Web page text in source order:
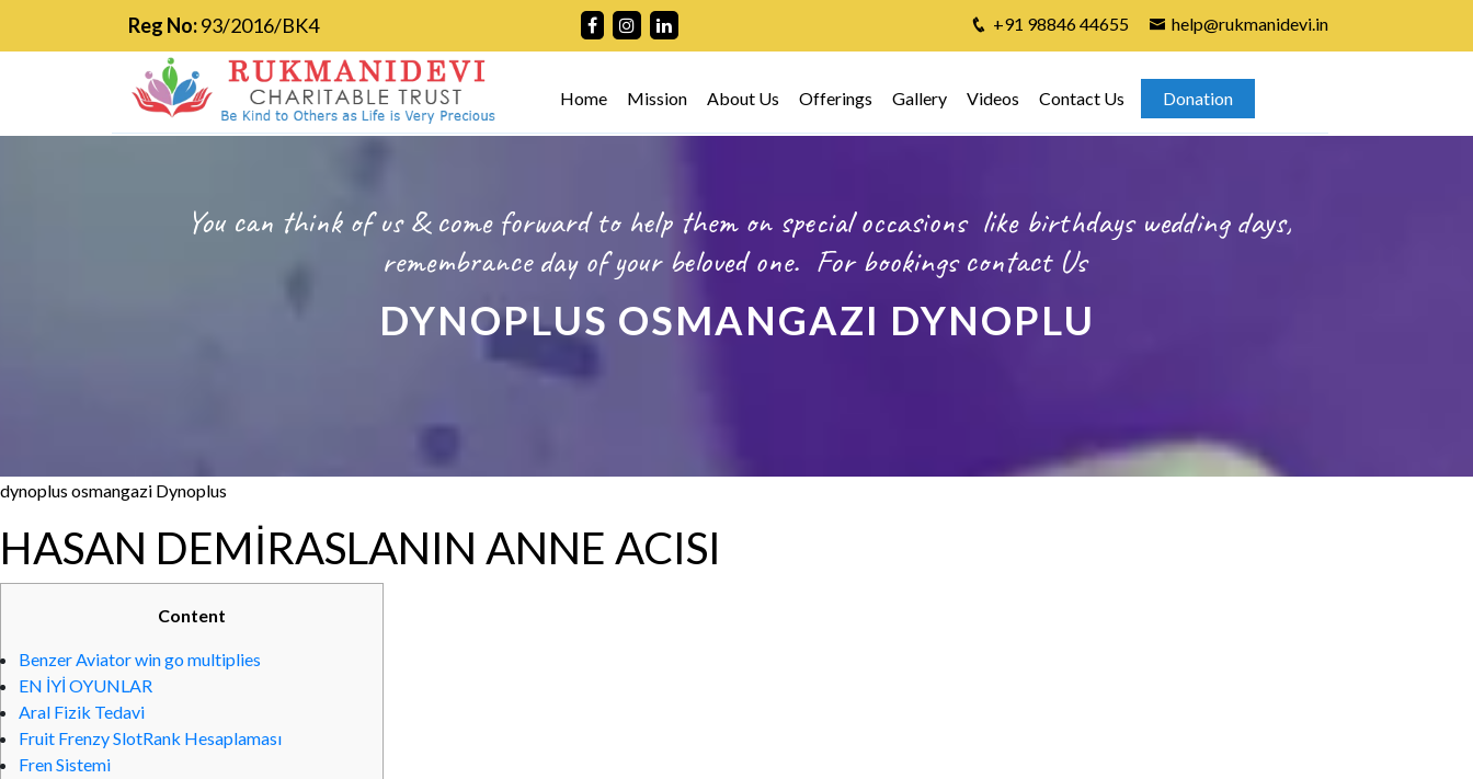
Reg No:93/2016/BK4 +91 98846 44655 help@rukmanidevi.in
Home Mission About Us Offerings Gallery Videos Contact Us Donation
You can think of us & come forward to help them on special occasions like birthdays wedding days,
remembrance day of your beloved one. For bookingscontact Us
DYNOPLUS OSMANGAZI DYNOPLU
dynoplus osmangazi Dynoplus
HASAN DEMİRASLANIN ANNE ACISI
Content
Benzer Aviator win go multiplies
EN İYİ OYUNLAR
Aral Fizik Tedavi
Fruit Frenzy SlotRank Hesaplaması
Fren Sistemi